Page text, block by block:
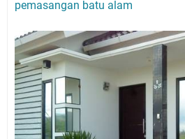
pemasangan batu alam